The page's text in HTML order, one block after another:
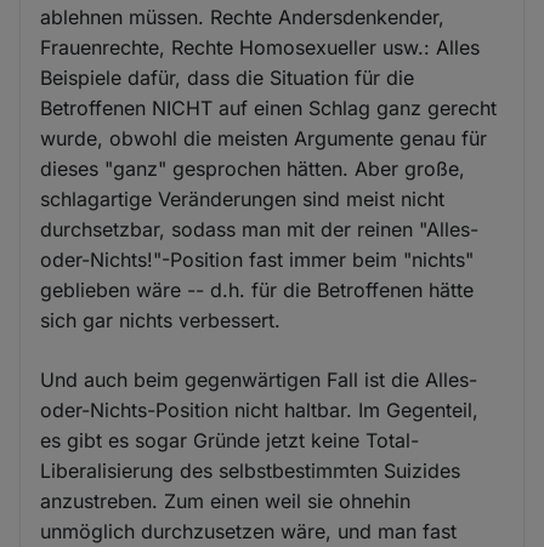
ablehnen müssen. Rechte Andersdenkender,
Frauenrechte, Rechte Homosexueller usw.: Alles
Beispiele dafür, dass die Situation für die
Betroffenen NICHT auf einen Schlag ganz gerecht
wurde, obwohl die meisten Argumente genau für
dieses "ganz" gesprochen hätten. Aber große,
schlagartige Veränderungen sind meist nicht
durchsetzbar, sodass man mit der reinen "Alles-
oder-Nichts!"-Position fast immer beim "nichts"
geblieben wäre -- d.h. für die Betroffenen hätte
sich gar nichts verbessert.
Und auch beim gegenwärtigen Fall ist die Alles-
oder-Nichts-Position nicht haltbar. Im Gegenteil,
es gibt es sogar Gründe jetzt keine Total-
Liberalisierung des selbstbestimmten Suizides
anzustreben. Zum einen weil sie ohnehin
unmöglich durchzusetzen wäre, und man fast